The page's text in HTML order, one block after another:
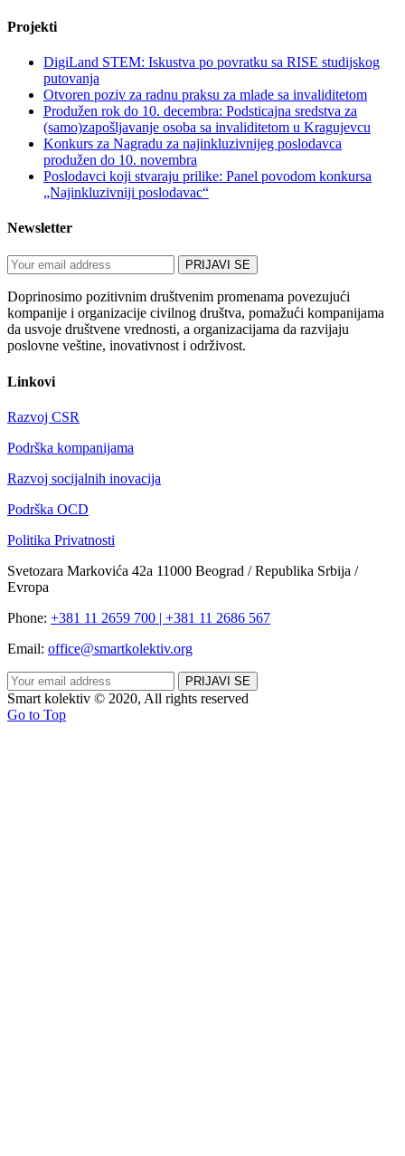
Projekti
DigiLand STEM: Iskustva po povratku sa RISE studijskog
putovanja
Otvoren poziv za radnu praksu za mlade sa invaliditetom
Produžen rok do 10. decembra: Podsticajna sredstva za
(samo)zapošljavanje osoba sa invaliditetom u Kragujevcu
Konkurs za Nagradu za najinkluzivnijeg poslodavca
produžen do 10. novembra
Poslodavci koji stvaraju prilike: Panel povodom konkursa
„Najinkluzivniji poslodavac“
Newsletter
Doprinosimo pozitivnim društvenim promenama povezujući
kompanije i organizacije civilnog društva, pomažući kompanijama
da usvoje društvene vrednosti, a organizacijama da razvijaju
poslovne veštine, inovativnost i održivost.
Linkovi
Razvoj CSR
Podrška kompanijama
Razvoj socijalnih inovacija
Podrška OCD
Politika Privatnosti
Svetozara Markovića 42a 11000 Beograd / Republika Srbija /
Evropa
Phone: +381 11 2659 700 | +381 11 2686 567
Email: office@smartkolektiv.org
Smart kolektiv © 2020, All rights reserved
Go to Top